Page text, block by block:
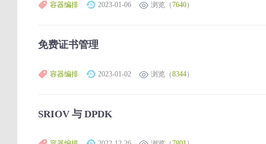
容器编排 2023-01-06 浏览（7640）
免费证书管理
容器编排 2023-01-02 浏览（8344）
SRIOV 与 DPDK